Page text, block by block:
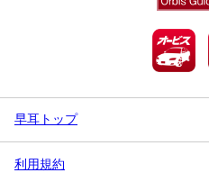
早耳トップ
利用規約